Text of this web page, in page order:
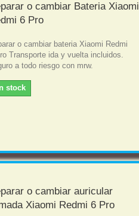
o cambiar Bateria Xiaomi
6 Pro
o cambiar bateria Xiaomi Redmi
Transporte ida y vuelta incluidos.
a todo riesgo con mrw.
stock
o cambiar auricular
Xiaomi Redmi 6 Pro